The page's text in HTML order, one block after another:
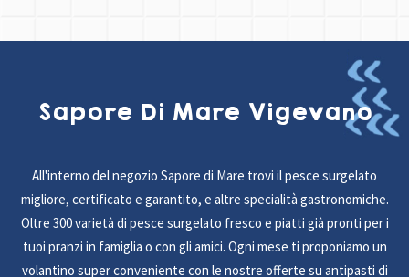
Sapore Di Mare Vigevano
All'interno del negozio Sapore di Mare trovi il pesce surgelato
migliore, certificato e garantito, e altre specialità gastronomiche.
Oltre 300 varietà di pesce surgelato fresco e piatti già pronti per i
tuoi pranzi in famiglia o con gli amici. Ogni mese ti proponiamo un
volantino super conveniente con le nostre offerte su antipasti di